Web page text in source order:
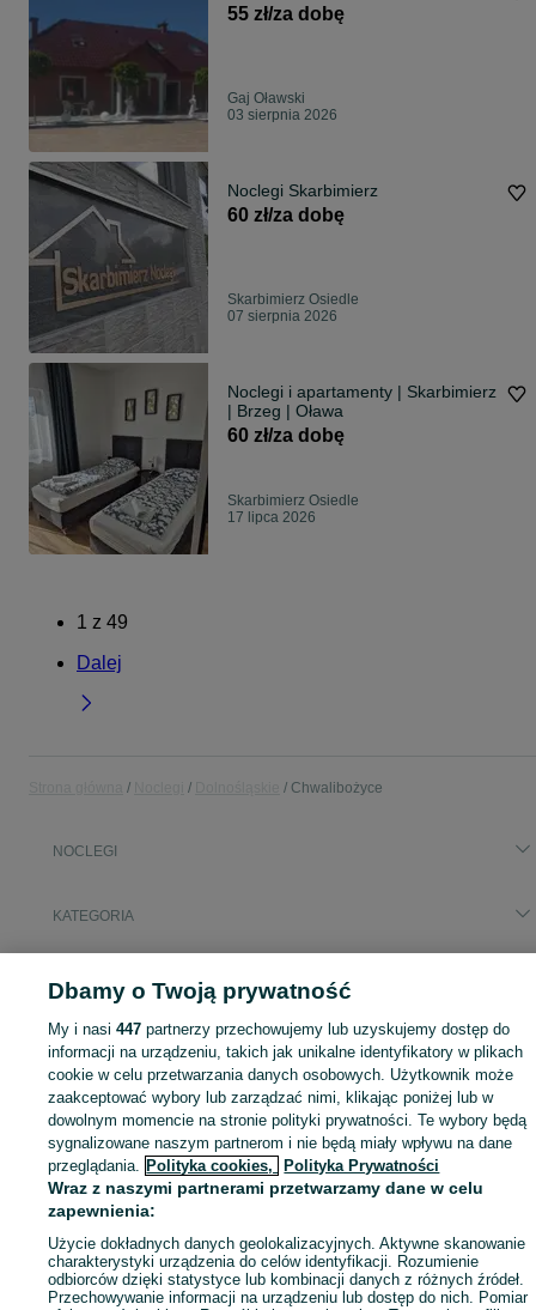
55 zł/za dobę
Gaj Oławski
03 sierpnia 2026
Noclegi Skarbimierz
60 zł/za dobę
Skarbimierz Osiedle
07 sierpnia 2026
Noclegi i apartamenty | Skarbimierz
| Brzeg | Oława
60 zł/za dobę
Skarbimierz Osiedle
17 lipca 2026
1 z 49
Dalej
Chwalibożyce
NOCLEGI
KATEGORIA
Mapa kategorii
Mapa miejscowości
Mapa ministron
Popularne wyszukiwania
Dbamy o Twoją prywatność
My i nasi447 partnerzy przechowujemy lub uzyskujemy dostęp do
informacji na urządzeniu, takich jak unikalne identyfikatory w plikach
cookie w celu przetwarzania danych osobowych. Użytkownik może
zaakceptować wybory lub zarządzać nimi, klikając poniżej lub w
dowolnym momencie na stronie polityki prywatności. Te wybory będą
sygnalizowane naszym partnerom i nie będą miały wpływu na dane
przeglądania. Polityka cookies, Polityka Prywatności
Wraz z naszymi partnerami przetwarzamy dane w celu
zapewnienia:
Użycie dokładnych danych geolokalizacyjnych. Aktywne skanowanie
charakterystyki urządzenia do celów identyfikacji. Rozumienie
odbiorców dzięki statystyce lub kombinacji danych z różnych źródeł.
Przechowywanie informacji na urządzeniu lub dostęp do nich. Pomiar